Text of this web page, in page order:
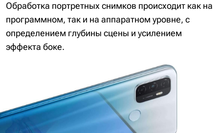
Обработка портретных снимков происходит как на
программном, так и на аппаратном уровне, с
определением глубины сцены и усилением
эффекта боке.